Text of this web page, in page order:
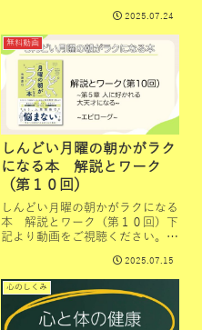
どい月曜の朝がラクになる本悩み
を解決する5つのステップココロ
美人になる方法ビジネスも人間関
係で決まる
2025.07.24
無料動画
しんどい月曜の朝かがラク
になる本 解説とワーク
（第１０回）
しんどい月曜の朝かがラクになる
本 解説とワーク（第１０回）下
記より動画をご視聴ください。し
みを解決する5つのステップココ
ロ美人になる方法ビジネスも人間
関係で決まる
2025.07.15
心のしくみ